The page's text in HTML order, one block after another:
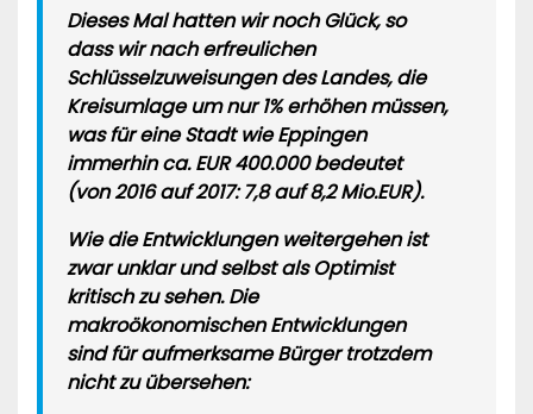
Dieses Mal hatten wir noch Glück, so
dass wir nach erfreulichen
Schlüsselzuweisungen des Landes, die
Kreisumlage um nur 1% erhöhen müssen,
was für eine Stadt wie Eppingen
immerhin ca. EUR 400.000 bedeutet
(von 2016 auf 2017: 7,8 auf 8,2 Mio.EUR).
Wie die Entwicklungen weitergehen ist
zwar unklar und selbst als Optimist
kritisch zu sehen. Die
makroökonomischen Entwicklungen
sind für aufmerksame Bürger trotzdem
nicht zu übersehen: